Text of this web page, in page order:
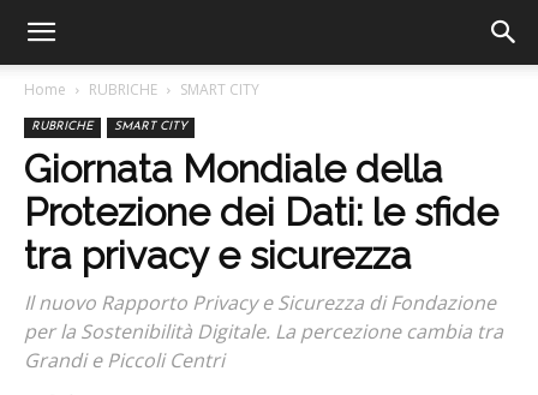
Home RUBRICHE SMART CITY
RUBRICHE SMART CITY
Giornata Mondiale della
Protezione dei Dati: le sfide
tra privacy e sicurezza
Il nuovo Rapporto Privacy e Sicurezza di Fondazione
per la Sostenibilità Digitale. La percezione cambia tra
Grandi e Piccoli Centri